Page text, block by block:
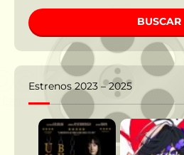
BUSCAR
Estrenos 2023 – 2025